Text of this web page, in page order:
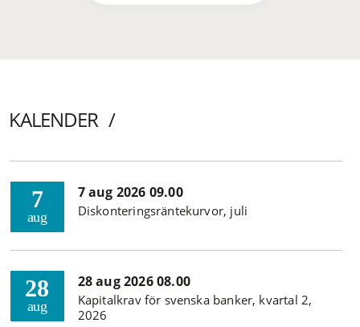
KALENDER
7
aug
7 aug 2026 09.00
Diskonteringsräntekurvor, juli
28
aug
28 aug 2026 08.00
Kapitalkrav för svenska banker, kvartal 2,
2026